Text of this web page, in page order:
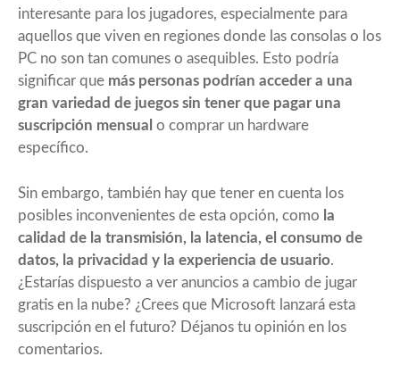
interesante para los jugadores, especialmente para
aquellos que viven en regiones donde las consolas o los
PC no son tan comunes o asequibles. Esto podría
significar que más personas podrían acceder a una
gran variedad de juegos sin tener que pagar una
suscripción mensual o comprar un hardware
específico.
Sin embargo, también hay que tener en cuenta los
posibles inconvenientes de esta opción, como la
calidad de la transmisión, la latencia, el consumo de
datos, la privacidad y la experiencia de usuario.
¿Estarías dispuesto a ver anuncios a cambio de jugar
gratis en la nube? ¿Crees que Microsoft lanzará esta
suscripción en el futuro? Déjanos tu opinión en los
comentarios.